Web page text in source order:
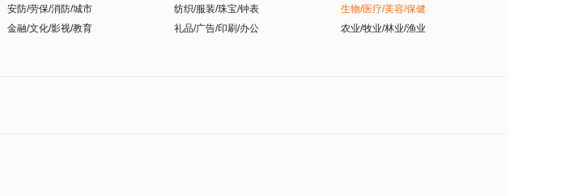
安防/劳保/消防/城市 纺织/服装/珠宝/钟表
生物/医疗/美容/保健
金融/文化/影视/教育 礼品/广告/印刷/办公
农业/牧业/林业/渔业